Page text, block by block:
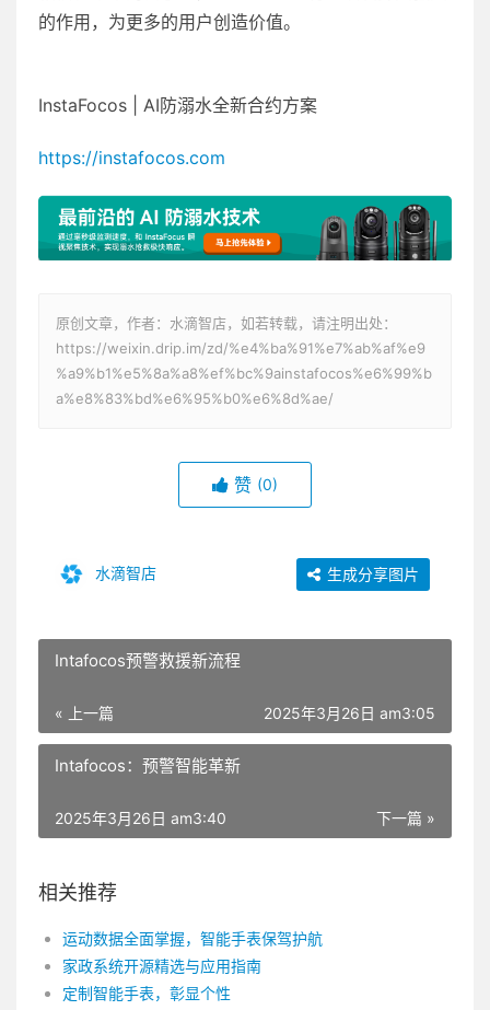
的作用，为更多的用户创造价值。
InstaFocos | AI防溺水全新合约方案
https://instafocos.com
原创文章，作者：水滴智店，如若转载，请注明出处：
https://weixin.drip.im/zd/%e4%ba%91%e7%ab%af%e9
%a9%b1%e5%8a%a8%ef%bc%9ainstafocos%e6%99%b
a%e8%83%bd%e6%95%b0%e6%8d%ae/
赞 (0)
水滴智店 生成分享图片
Intafocos预警救援新流程
« 上一篇 2025年3月26日 am3:05
Intafocos：预警智能革新
下一篇 »
2025年3月26日 am3:40
相关推荐
运动数据全面掌握，智能手表保驾护航
家政系统开源精选与应用指南
定制智能手表，彰显个性